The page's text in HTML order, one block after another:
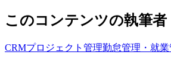
このコンテンツの執筆者
CRMプロジェクト管理勤怠管理・就業